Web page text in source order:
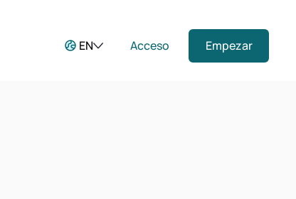
EN Acceso Empezar